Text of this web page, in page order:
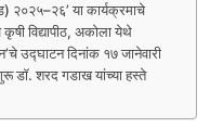
२०२५–२६’ या कार्यक्रमाचे
विद्यापीठ, अकोला येथे
उद्घाटन दिनांक १७ जानेवारी
डॉ. शरद गडाख यांच्या हस्ते